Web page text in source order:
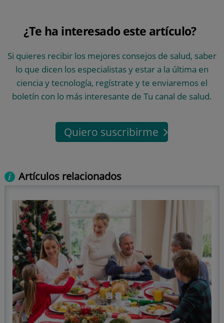
¿Te ha interesado este artículo?
Si quieres recibir los mejores consejos de salud, saber
lo que dicen los especialistas y estar a la última en
ciencia y tecnología, regístrate y te enviaremos el
boletín con lo más interesante de Tu canal de salud.
Quiero suscribirme
Artículos relacionados